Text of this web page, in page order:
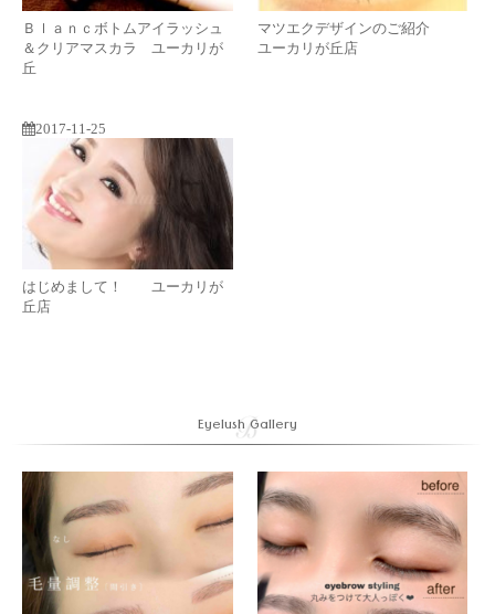
Ｂｌａｎｃボトムアイラッシュ
＆クリアマスカラ ユーカリが
丘
マツエクデザインのご紹介
ユーカリが丘店
2017-11-25
はじめまして！ ユーカリが
丘店
Eyelush Gallery